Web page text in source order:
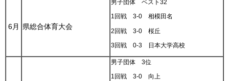
6月 県総合体育大会
男子団体 ベスト32
1回戦 3-0 相模田名
2回戦 3-0 桜丘
3回戦 0-3 日本大学高校
男子団体 3位
1回戦 3-0 向上